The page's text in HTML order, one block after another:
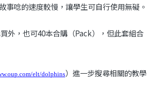
事唸的速度較慢，讓學生可自行使用無礙。
外，也可40本合購（Pack），但此套組合
elt/dolphins）進一步搜尋相關的教學